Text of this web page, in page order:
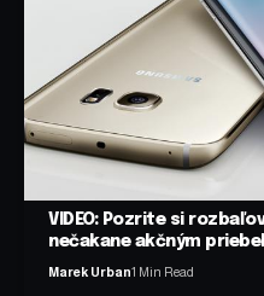
VIDEO: Pozrite si
nečakane akčným
Marek Urban1 Min Read